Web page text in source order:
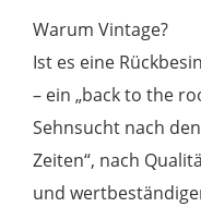
Warum Vintage?
Ist es eine
– ein „back to the
Sehnsucht nach
Zeiten“, nach
und